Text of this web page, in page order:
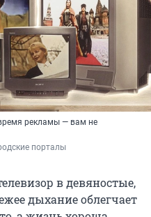
рекламы — вам не
порталы
в девяностые,
дыхание облегчает